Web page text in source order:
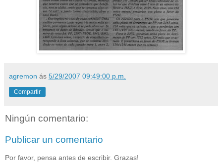
agremon ás 5/29/2007 09:49:00 p.m.
Compartir
Ningún comentario:
Publicar un comentario
Por favor, pensa antes de escribir. Grazas!